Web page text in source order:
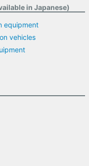
in Japanese)
equipment
vehicles